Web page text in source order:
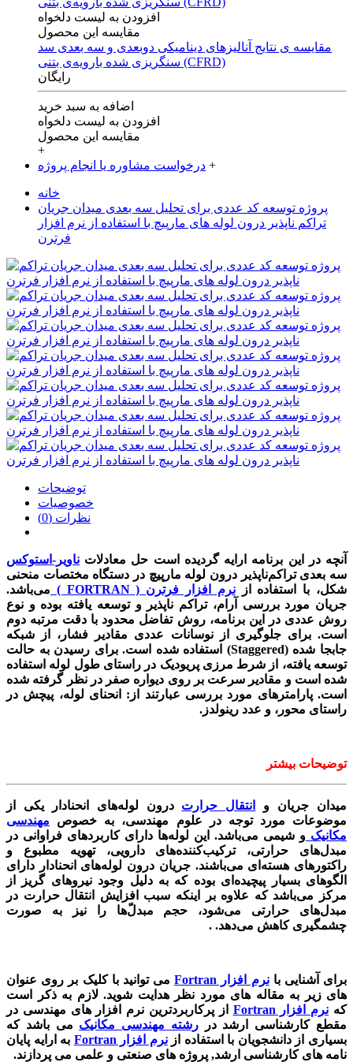
افزودن به لیست دلخواه
مقایسه این محصول
مقایسه ی‌ نتایج آنالیزهای‌ دینامیکی‌ دوبعدی‌ و‌ سه بعدی‌ سد
سنگریزی‌ شده با‌رویه‌ی‌ بتنی‌ (CFRD)
رایگان
اضافه به سبد خرید
افزودن به لیست دلخواه
مقایسه این محصول
+
درخواست مشاوره یا انجام پروژه +
خانه
پروژه توسعه کد عددی برای تحلیل سه بعدی میدان جریان
تراکم ناپذیر درون لوله های مارپیچ با استفاده از نرم افزار
فرترن
توضیحات
خصوصیات
نظرات (0)
آنچه در این برنامه ارایه گردیده است حل معادلات ناویر-استوکس
سه بعدی تراکم‌نا‌پذیر درون لوله مارپیچ در دستگاه مختصات منحنی
شکل، با استفاده ازنرم افزار فرترن ( FORTRAN )
می‌باشد.
جریان مورد بررسی آرام، تراکم ناپذیر و توسعه یافته بوده و نوع
روش عددی در این برنامه، روش تفاضل محدود با دقت مرتبه دوم
است. برای جلوگیری از نوسانات عددی مقادیر فشار، از شبکه
جابجا شده (Staggered) استفاده شده است. برای رسیدن به حالت
توسعه یافته، از شرط مرزی پریودیک در راستای طول لوله استفاده
شده است و مقادیر سرعت بر روی دیواره صفر در نظر گرفته شده
است. پارامتر‌های مورد بررسی عبارتند از: انحنای لوله، پیچش در
راستای محور، و عدد رینولدز.
توضیحات بیشتر
میدان جریان و انتقال حرارت درون لوله‌های انحنادار یکی از
موضوعات مورد توجه در علوم مهندسی، به خصوص مهندسی
مکانیک و شیمی می‌باشد. این لوله‌ها دارای کاربرد‌های فراوانی در
مبدل‌های حرارتی،‌ ترکیب‌کننده‌های دارویی، تهویه مطبوع و
راکتورهای هسته‌ای می‌باشند. جریان درون لوله‌های انحنادار دارای
الگوهای بسیار پیچیده‌ای بوده که به دلیل وجود نیروهای گریز از
مرکز می‌باشد که علاوه بر اینکه سبب افزایش انتقال حرارت در
مبدل‌های حرارتی می‌شود، حجم مبدل‌ّها را نیز به صورت
چشمگیری کاهش می‌دهد. .
برای آشنایی بانرم افزار Fortran
می توانید با کلیک بر روی عنوان
های زیر به مقاله های مورد نظر هدایت شوید. لازم به ذکر است
که نرم افزار Fortran
از پرکاربردترین نرم افزار های مهندسی در
مقطع کارشناسی ارشد دررشته مهندسی مکانیک می باشد که
بسیاری از دانشجویان با استفاده ازنرم افزار Fortran
به ارایه پایان
نامه های کارشناسی ارشد, پروژه های صنعتی و علمی می پردازند.